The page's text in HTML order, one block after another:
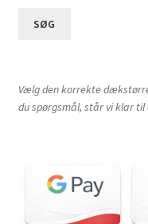
SØG
Vælg den korrekte
du spørgsmål, står vi klar